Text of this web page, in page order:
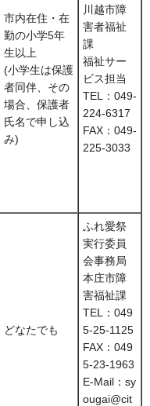
市内在住・在
勤の小学5年
生以上
(小学生は保護
者同伴、その
場合、保護者
氏名で申し込
み)
川越市障
害者福祉
課
福祉サー
ビス担当
TEL：049-
224-6317
FAX：049-
225-3033
どなたでも
ふれ愛祭
実行委員
会事務局
本庄市障
害福祉課
TEL：049
5-25-1125
FAX：049
5-23-1963
E-Mail：sy
ougai@cit